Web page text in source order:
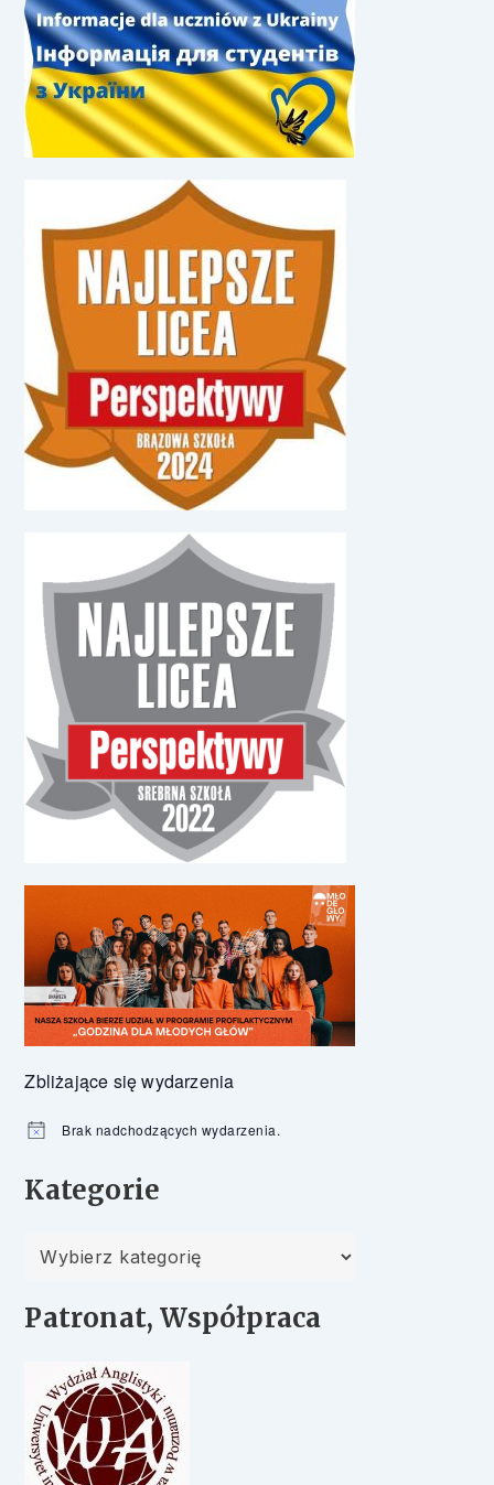
Zbliżające się wydarzenia
Powiadomienie
Brak nadchodzących wydarzenia.
Kategorie
Kategorie
Patronat, Współpraca